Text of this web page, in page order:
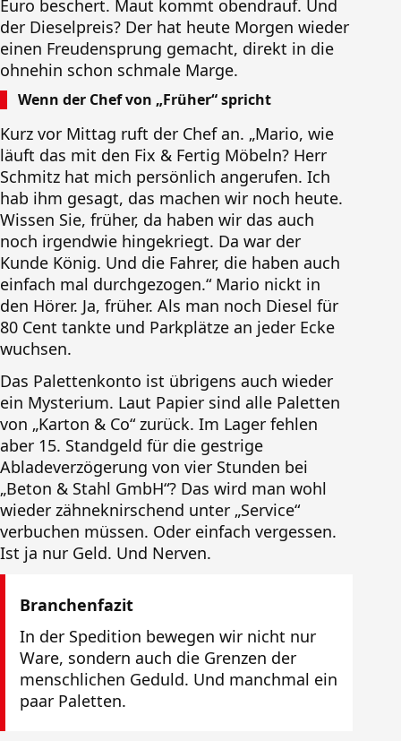
Euro beschert. Maut kommt obendrauf. Und
der Dieselpreis? Der hat heute Morgen wieder
einen Freudensprung gemacht, direkt in die
ohnehin schon schmale Marge.
Wenn der Chef von „Früher“ spricht
Kurz vor Mittag ruft der Chef an. „Mario, wie
läuft das mit den Fix & Fertig Möbeln? Herr
Schmitz hat mich persönlich angerufen. Ich
hab ihm gesagt, das machen wir noch heute.
Wissen Sie, früher, da haben wir das auch
noch irgendwie hingekriegt. Da war der
Kunde König. Und die Fahrer, die haben auch
einfach mal durchgezogen.“ Mario nickt in
den Hörer. Ja, früher. Als man noch Diesel für
80 Cent tankte und Parkplätze an jeder Ecke
wuchsen.
Das Palettenkonto ist übrigens auch wieder
ein Mysterium. Laut Papier sind alle Paletten
von „Karton & Co“ zurück. Im Lager fehlen
aber 15. Standgeld für die gestrige
Abladeverzögerung von vier Stunden bei
„Beton & Stahl GmbH“? Das wird man wohl
wieder zähneknirschend unter „Service“
verbuchen müssen. Oder einfach vergessen.
Ist ja nur Geld. Und Nerven.
Branchenfazit
In der Spedition bewegen wir nicht nur
Ware, sondern auch die Grenzen der
menschlichen Geduld. Und manchmal ein
paar Paletten.